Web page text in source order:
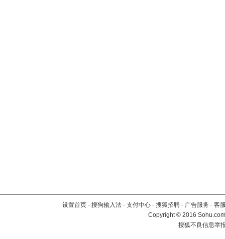
设置首页 - 搜狗输入法 - 支付中心 - 搜狐招聘 - 广告服务 - 客
Copyright©2016
搜狐不良信息举